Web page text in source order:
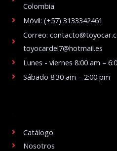
Colombia
Móvil: (+57) 3133342461
Correo:
toyocardel7@hotmail.es
Lunes - viernes 8:00 am –
Sábado 8:30 am – 2:00 pm
Catálogo
Nosotros